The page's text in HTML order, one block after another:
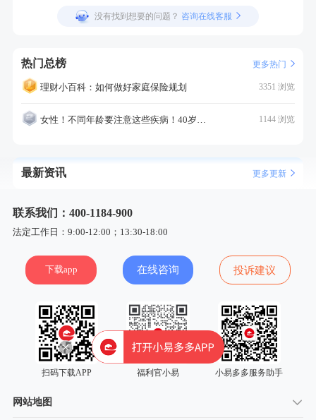
没有找到想要的问题？ 咨询在线客服
热门总榜 更多热门
理财小百科：如何做好家庭保险规划 3351 浏览
女性！不同年龄要注意这些疾病！40岁的这个疾病最需要注意！ 1144 浏览
最新资讯 更多更新
联系我们：400-1184-900
法定工作日：9:00-12:00；13:30-18:00
下载app 在线咨询 投诉建议
扫码下载APP 福利官小易 小易多多服务助手
网站地图